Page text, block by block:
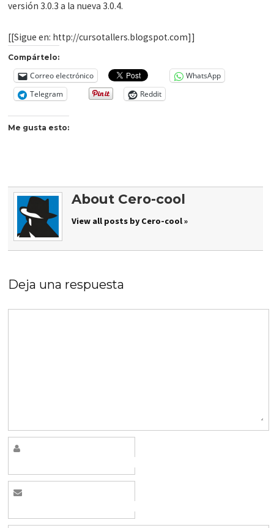
versión 3.0.3 a la nueva 3.0.4.
[[Sigue en: http://cursotallers.blogspot.com]]
Compártelo:
Correo electrónico
WhatsApp
Telegram
Reddit
Me gusta esto:
About Cero-cool
View all posts by Cero-cool »
Deja una respuesta